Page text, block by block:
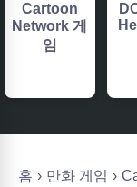
홈 만화 게임
Cartoon
Network 게
임